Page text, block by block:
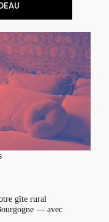
gîte rural
— avec